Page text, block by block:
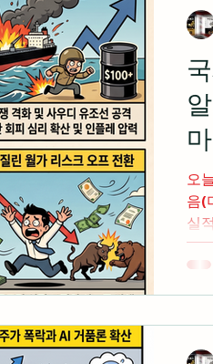
액
게
플
리
2
자
기
오
음(미
실
려
세
건
치